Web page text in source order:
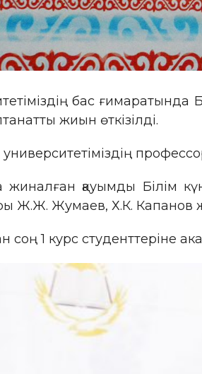
бас
жиын өткізілді.
қауымды Білім
Ж.Ж. Жумаев, Х.К. Капанов
1 курс студенттеріне